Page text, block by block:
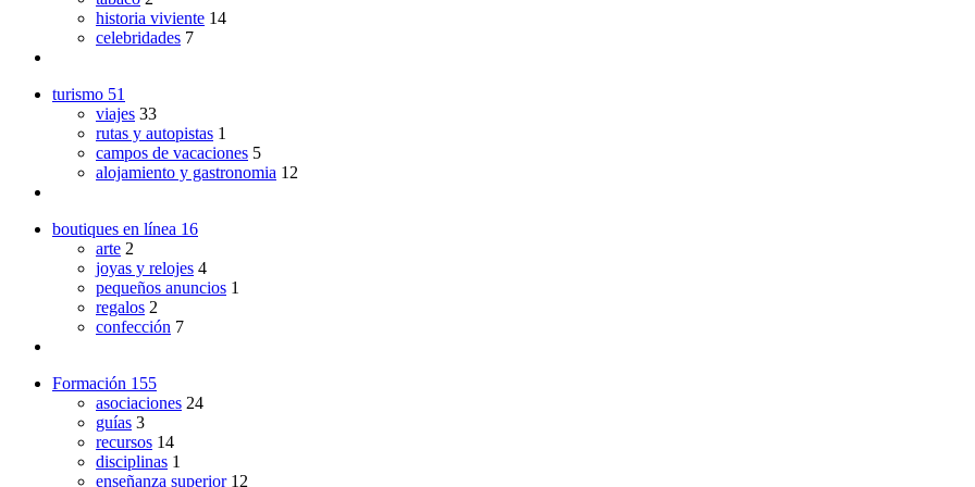
historia viviente 14
celebridades 7
turismo 51
viajes 33
rutas y autopistas 1
campos de vacaciones 5
alojamiento y gastronomia 12
boutiques en línea 16
arte 2
joyas y relojes 4
pequeños anuncios 1
regalos 2
confección 7
Formación 155
asociaciones 24
guías 3
recursos 14
disciplinas 1
enseñanza superior 12